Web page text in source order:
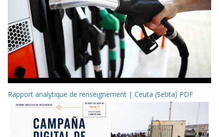
Rapport analytique de renseignement | Ceuta (Sebta) PDF